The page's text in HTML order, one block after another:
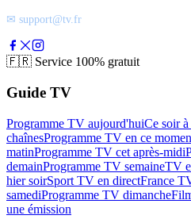
✉ support@tv.fr
🇫🇷 Service 100% gratuit
Guide TV
Programme TV aujourd'huiCe soir
chaînesProgramme TV en ce
matinProgramme TV cet après-midi
demainProgramme TV semaineTV
hier soirSport TV en directFrance
samediProgramme TV dimanche
une émission